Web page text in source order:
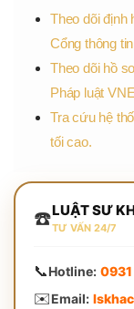
Theo dõi định
Cổng thông
Theo dõi hồ
Pháp luật
Tra cứu hệ
tối cao.
☎️LUẬT SƯ
TƯ VẤN 24/7
📞Hotline: 0931
✉️Email: